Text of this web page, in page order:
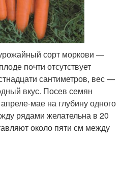
сорт моркови —
почти отсутствует
сантиметров, вес —
вкус. Посев семян
мае на глубину одного
рядами желательна в 20
около пяти см между